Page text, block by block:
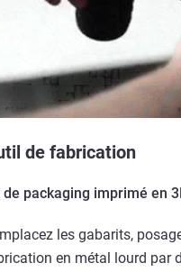
de fabrication
de packaging imprimé en
les gabarits,
en métal lourd par